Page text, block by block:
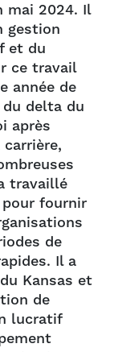
mai 2024. Il
gestion
et du
ce travail
année de
delta du
après
travaillé
fournir
de
Il a
Kansas et
de
lucratif